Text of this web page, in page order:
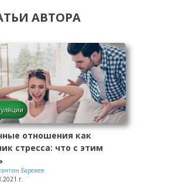
АВТОРА
отношения как
стресса: что с этим
Барежев
г.